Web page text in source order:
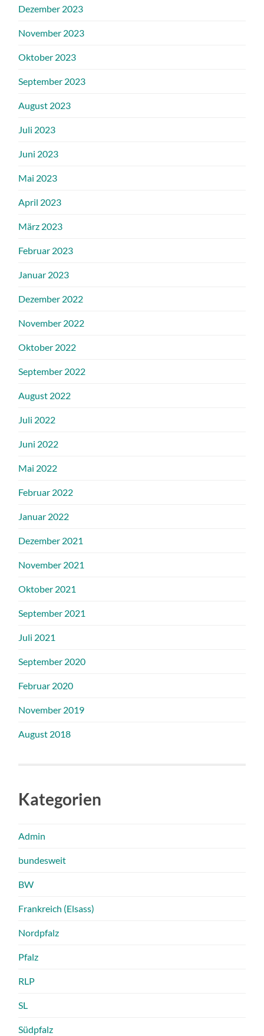
Dezember 2023
November 2023
Oktober 2023
September 2023
August 2023
Juli 2023
Juni 2023
Mai 2023
April 2023
März 2023
Februar 2023
Januar 2023
Dezember 2022
November 2022
Oktober 2022
September 2022
August 2022
Juli 2022
Juni 2022
Mai 2022
Februar 2022
Januar 2022
Dezember 2021
November 2021
Oktober 2021
September 2021
Juli 2021
September 2020
Februar 2020
November 2019
August 2018
Kategorien
Admin
bundesweit
BW
Frankreich (Elsass)
Nordpfalz
Pfalz
RLP
SL
Südpfalz